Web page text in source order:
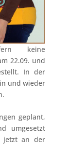
keine
22.09. und
In der
und wieder
geplant,
umgesetzt
jetzt an der